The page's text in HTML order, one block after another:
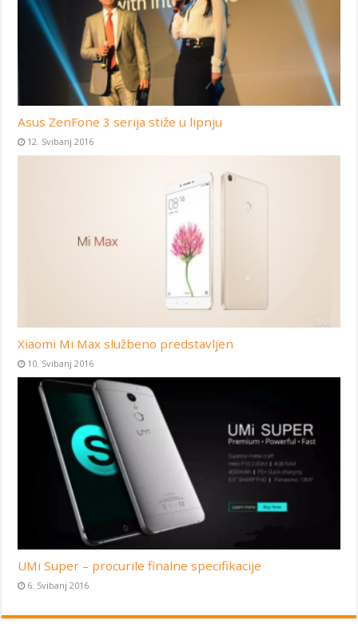
Asus ZenFone 3 serija stiže u lipnju
12. Svibanj 2016
Xiaomi Mi Max službeno predstavljen
10. Svibanj 2016
UMi Super – procurile finalne specifikacije
6. Svibanj 2016